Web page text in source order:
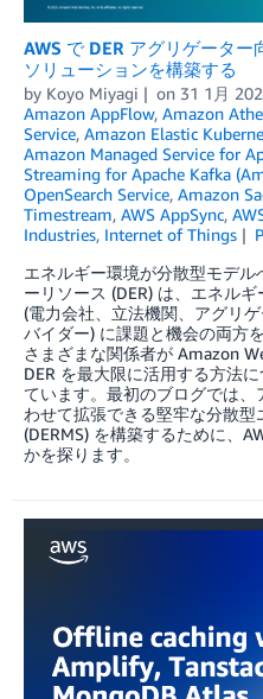
AWS で DER アグリゲータ
ソリューションを構築する
by Koyo Miyagi on 31 1月
Amazon AppFlow, Amazon
Service, Amazon Elastic
Amazon Managed Service for
Streaming for Apache Kafka
OpenSearch Service, Amazon
Timestream, AWS AppSync,
Industries, Internet of Things
エネルギー環境が分散型モデ
ーリソース (DER) は、エネル
(電力会社、立法機関、アグリ
バイダー) に課題と機会の両方
さまざまな関係者が Amazon
DER を最大限に活用する方法
ています。最初のブログでは
わせて拡張できる堅牢な分散
(DERMS) を構築するために、
かを探ります。